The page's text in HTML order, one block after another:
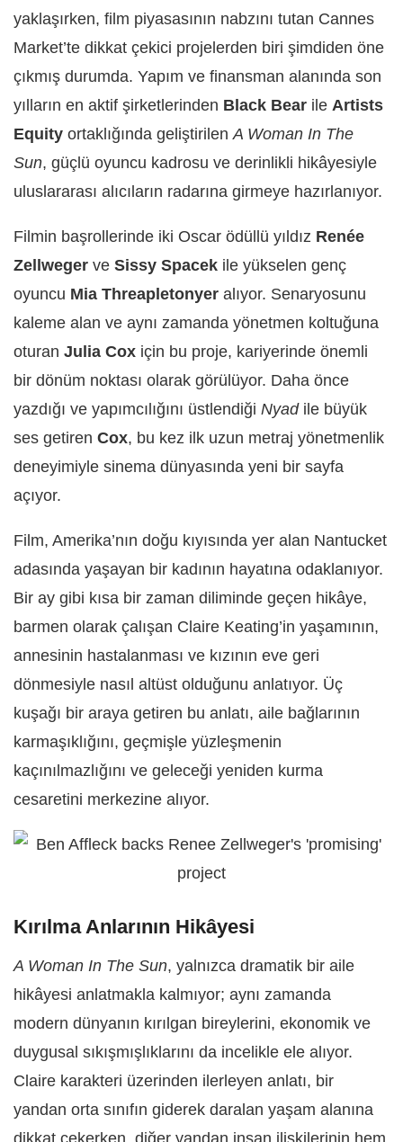
yaklaşırken, film piyasasının nabzını tutan Cannes
Market’te dikkat çekici projelerden biri şimdiden öne
çıkmış durumda. Yapım ve finansman alanında son
yılların en aktif şirketlerinden Black Bear ile Artists
Equity ortaklığında geliştirilen A Woman In The
Sun, güçlü oyuncu kadrosu ve derinlikli hikâyesiyle
uluslararası alıcıların radarına girmeye hazırlanıyor.
Filmin başrollerinde iki Oscar ödüllü yıldız Renée
Zellweger ve Sissy Spacek ile yükselen genç
oyuncu Mia Threapletonyer alıyor. Senaryosunu
kaleme alan ve aynı zamanda yönetmen koltuğuna
oturan Julia Cox için bu proje, kariyerinde önemli
bir dönüm noktası olarak görülüyor. Daha önce
yazdığı ve yapımcılığını üstlendiği Nyadile büyük
ses getiren Cox, bu kez ilk uzun metraj yönetmenlik
deneyimiyle sinema dünyasında yeni bir sayfa
açıyor.
Film, Amerika’nın doğu kıyısında yer alan Nantucket
adasında yaşayan bir kadının hayatına odaklanıyor.
Bir ay gibi kısa bir zaman diliminde geçen hikâye,
barmen olarak çalışan Claire Keating’in yaşamının,
annesinin hastalanması ve kızının eve geri
dönmesiyle nasıl altüst olduğunu anlatıyor. Üç
kuşağı bir araya getiren bu anlatı, aile bağlarının
karmaşıklığını, geçmişle yüzleşmenin
kaçınılmazlığını ve geleceği yeniden kurma
cesaretini merkezine alıyor.
Kırılma Anlarının Hikâyesi
A Woman In The Sun, yalnızca dramatik bir aile
hikâyesi anlatmakla kalmıyor; aynı zamanda
modern dünyanın kırılgan bireylerini, ekonomik ve
duygusal sıkışmışlıklarını da incelikle ele alıyor.
Claire karakteri üzerinden ilerleyen anlatı, bir
yandan orta sınıfın giderek daralan yaşam alanına